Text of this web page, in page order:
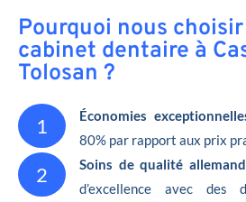
Pourquoi nous
cabinet dentaire à
Tolosan ?
1 Économies
80% par rapport aux prix
2 Soins de qualité
d’excellence avec des